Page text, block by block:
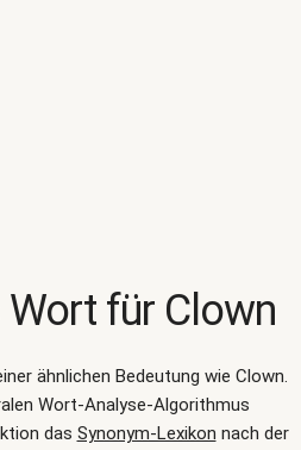
Wort für Clown
ähnlichen Bedeutung wie Clown.
Wort-Analyse-Algorithmus
das Synonym-Lexikon nach der